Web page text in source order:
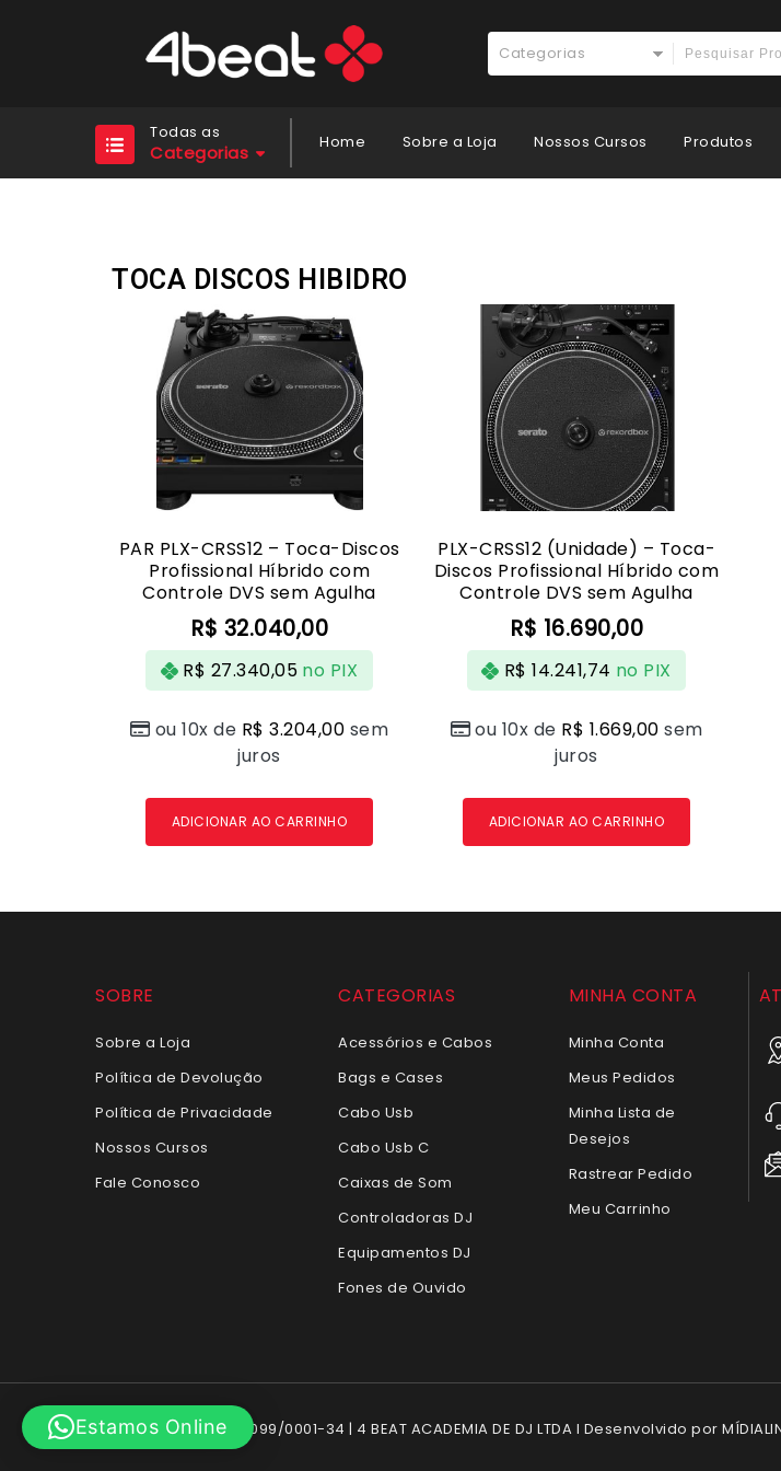
Categorias
Todas as
Categorias Home Sobre a Loja Nossos Cursos Produtos
TOCA DISCOS HIBIDRO
PAR PLX-CRSS12 – Toca-Discos
Profissional Híbrido com
Controle DVS sem Agulha
R$ 32.040,00
ou 10x de R$ 3.204,00 sem
juros
R$ 27.340,05 no PIX
ADICIONAR AO CARRINHO
PLX-CRSS12 (Unidade) – Toca-
Discos Profissional Híbrido com
Controle DVS sem Agulha
R$ 16.690,00
ou 10x de R$ 1.669,00 sem
juros
R$ 14.241,74 no PIX
ADICIONAR AO CARRINHO
SOBRE
Sobre a Loja
Política de Devolução
Política de Privacidade
Nossos Cursos
Fale Conosco
CATEGORIAS
Acessórios e Cabos
Bags e Cases
Cabo Usb
Cabo Usb C
Caixas de Som
Controladoras DJ
Equipamentos DJ
Fones de Ouvido
MINHA CONTA
Minha Conta
Meus Pedidos
Minha Lista de
Desejos
Rastrear Pedido
Meu Carrinho
© 2026 CNPJ: 10.966.099/0001-34 | 4 BEAT ACADEMIA DE DJ LTDA l Desenvolvido por
Estamos Online